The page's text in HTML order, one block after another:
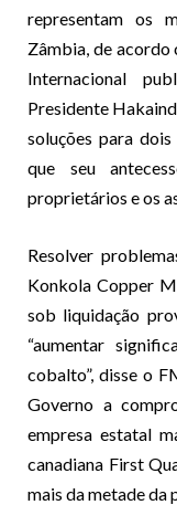
representam os
Zâmbia, de
Internacional
Presidente
soluções para
que seu
proprietários e os
Resolver
Konkola Copper
sob liquidação
“aumentar
cobalto”, disse o
Governo a
empresa estatal
canadiana First
mais da metade da